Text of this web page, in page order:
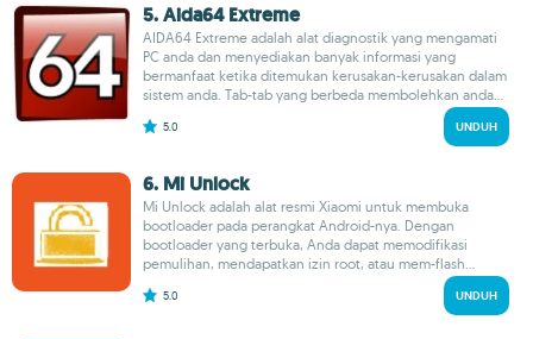
5. Aida64 Extreme
AIDA64 Extreme adalah alat diagnostik yang mengamati
PC anda dan menyediakan banyak informasi yang
bermanfaat ketika ditemukan kerusakan-kerusakan dalam
sistem anda. Tab-tab yang berbeda membolehkan anda...
5.0 UNDUH
6. Mi Unlock
Mi Unlock adalah alat resmi Xiaomi untuk membuka
bootloader pada perangkat Android-nya. Dengan
bootloader yang terbuka, Anda dapat memodifikasi
pemulihan, mendapatkan izin root, atau mem-flash...
5.0 UNDUH